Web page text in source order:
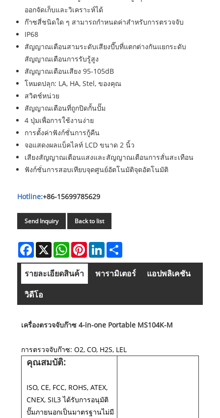
ออกจัดเก็บและวิเคราะห์ได้
ก๊าซสี่ชนิดใด ๆ สามารถกำหนดค่าสำหรับการตรวจจับ
IP68
สัญญาณเตือนสามระดับเสียงบี๊บที่แตกต่างกันแยกระดับ
สัญญาณเตือนการรับรู้สูง
สัญญาณเตือนเสียง 95-105dB
โหมดปลุก: LA, HA, Stel, ของคุณ
สวิตช์หน่วย
สัญญาณเตือนที่ถูกปิดกั้นปั๊ม
4 ปุ่มเพื่อการใช้งานง่าย
การตั้งค่าฟังก์ชั่นการกู้คืน
จอแสดงผลแบ็คไลท์ LCD ขนาด 2 นิ้ว
เสียงสัญญาณเตือนแสงและสัญญาณเตือนการสั่นสะเทือน
ฟังก์ชั่นการสอบเทียบจุดศูนย์อัตโนมัติจุดอัตโนมัติ
Hotline:+86-15699785629
Send Inquiry Back to list
Facebook
X WhatsAppPinterestLinkedIn
รายละเอียดสินค้า พารามิเตอร์
แอปพลิเคชัน
วิดีโอ
เครื่องตรวจจับก๊าซ 4-in-one Portable MS104K-M
การตรวจจับก๊าซ: O2, CO, H2S, LEL
คุณสมบัติ:
ISO, CE, FCC, ROHS, ATEX,
CNEX, SIL3 ได้รับการอนุมัติ
ปั๊มภายนอกเป็นมาตรฐานไม่มี